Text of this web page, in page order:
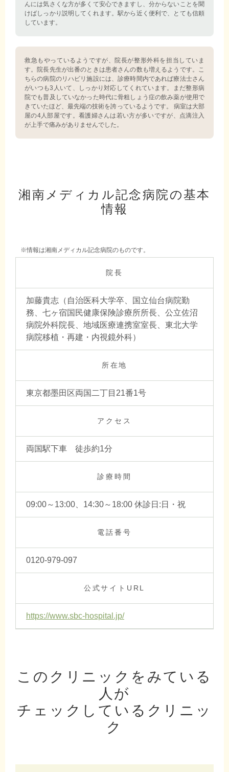
んには気さくな方が多くて安心できますし、分からないことを聞
けばしっかり説明してくれます。駅から近く便利で、とても信頼
しています。
救急もやっているようですが、院長が整形外科を担当していま
す。院長先生が出番のときは患者さんの数も増えるようです。こ
ちらの病院のリハビリ施設には、診療時間内であれば療法士さん
がいつも3人いて、しっかり対応してくれています。まだ整形病
院でも普及していなかった時代に骨粗しょう症の飲み薬が使用で
きていたほど、最先端の技術を誇っているようです。 病室は大部
屋の4人部屋です。看護婦さんは若い方が多いですが、点滴注入
が上手で痛みがありませんでした。
湘南メディカル記念病院の基本
情報
※情報は湘南メディカル記念病院のものです。
院長
加藤貴志（自治医科大学卒、国立仙台病院勤
務、七ヶ宿国民健康保険診療所所長、公立佐沼
病院外科院長、地域医療連携室室長、東北大学
病院移植・再建・内視鏡外科）
所在地
東京都墨田区両国二丁目21番1号
アクセス
両国駅下車 徒歩約1分
診療時間
09:00～13:00、14:30～18:00 休診日:日・祝
電話番号
0120-979-097
公式サイトURL
https://www.sbc-hospital.jp/
このクリニックをみている
人が
チェックしているクリニッ
ク